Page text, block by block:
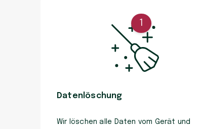
1
Datenlöschung
Wir löschen alle Daten vom Gerät und